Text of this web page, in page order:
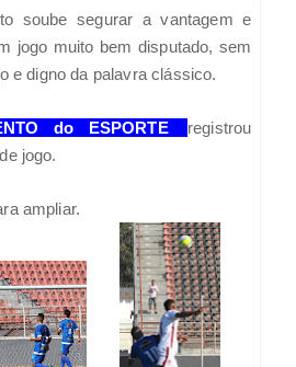
soube segurar a vantagem e
jogo muito bem disputado, sem
e digno da palavra clássico.
do ESPORTE
registrou
jogo.
ampliar.